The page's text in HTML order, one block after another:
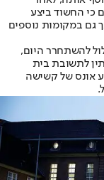
כי החשוד ביצע
גם במקומות נוספים
עלול להשתחרר היום,
לתשובת בית
אונס של קשישה